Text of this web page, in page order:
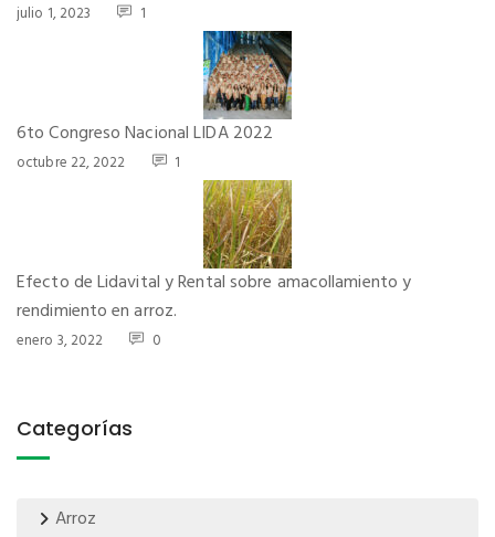
julio 1, 2023 1
6to Congreso Nacional LIDA 2022
octubre 22, 2022 1
Efecto de Lidavital y Rental sobre amacollamiento y
rendimiento en arroz.
enero 3, 2022 0
Categorías
Arroz